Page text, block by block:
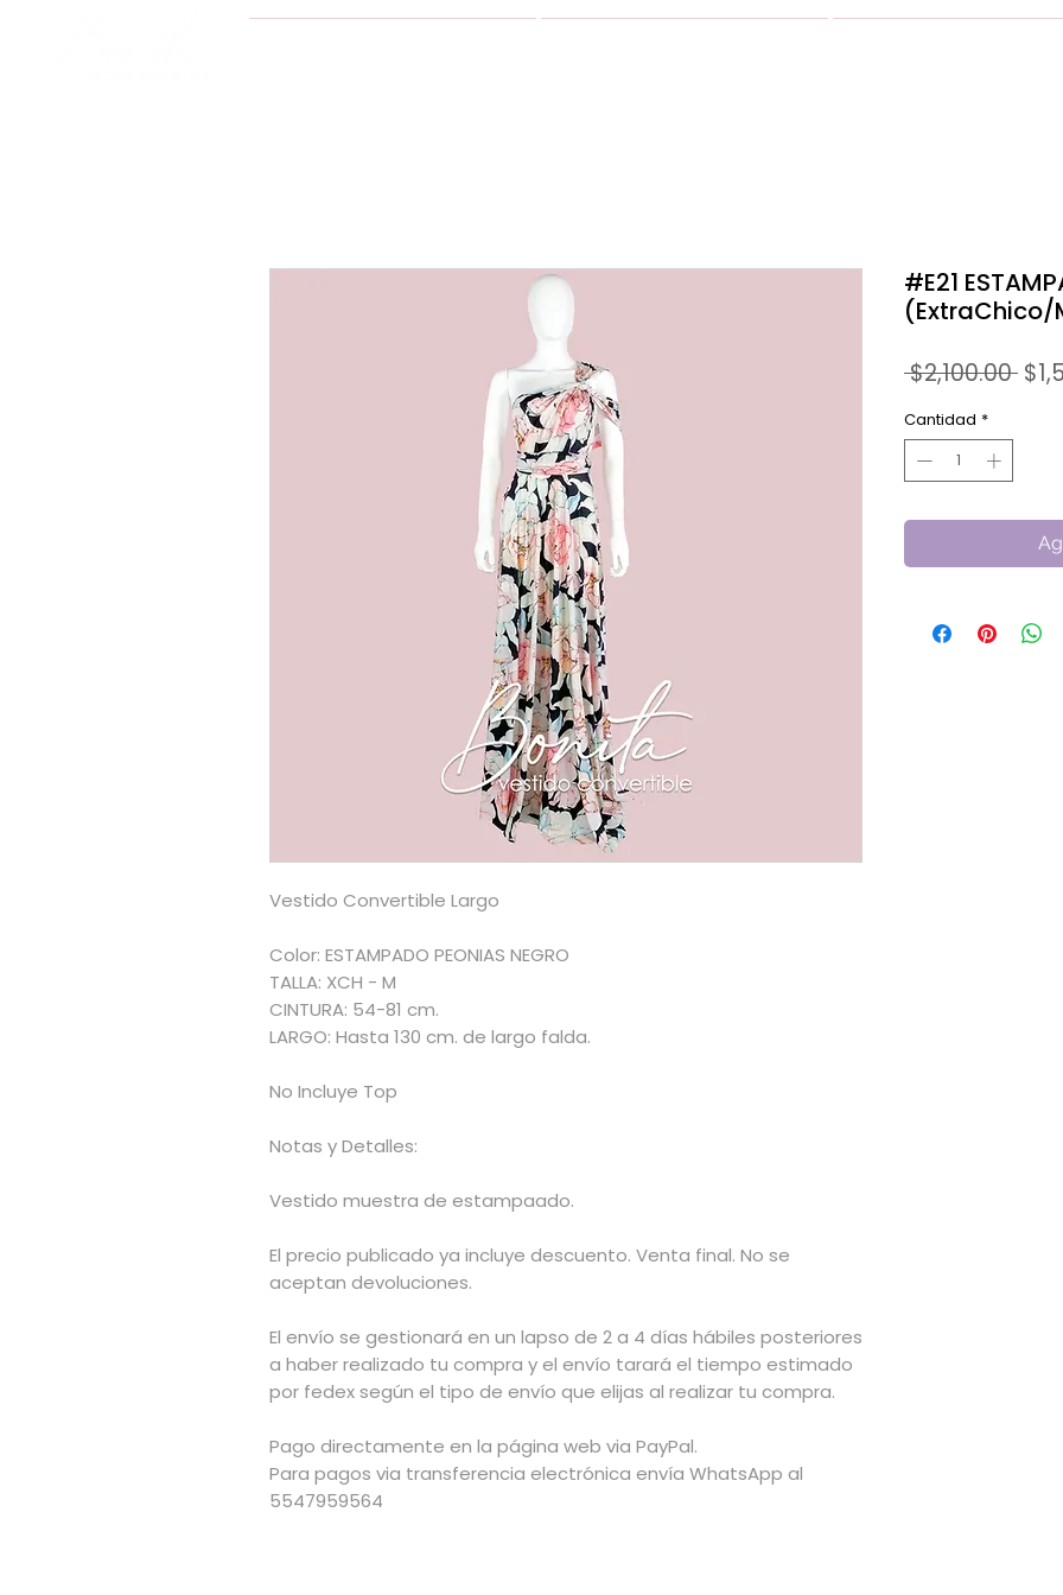
Vestido Convertible Largo
Color: ESTAMPADO PEONIAS NEGRO
TALLA: XCH - M
CINTURA: 54-81 cm.
LARGO: Hasta 130 cm. de largo falda.
No Incluye Top
Notas y Detalles:
Vestido muestra de estampaado.
El precio publicado ya incluye descuento. Venta final. No se
aceptan devoluciones.
El envío se gestionará en un lapso de 2 a 4 días hábiles posteriores
a haber realizado tu compra y el envío tarará el tiempo estimado
por fedex según el tipo de envío que elijas al realizar tu compra.
Pago directamente en la página web via PayPal.
Para pagos via transferencia electrónica envía WhatsApp al
5547959564
#E21
$2,100.00
Cantidad *